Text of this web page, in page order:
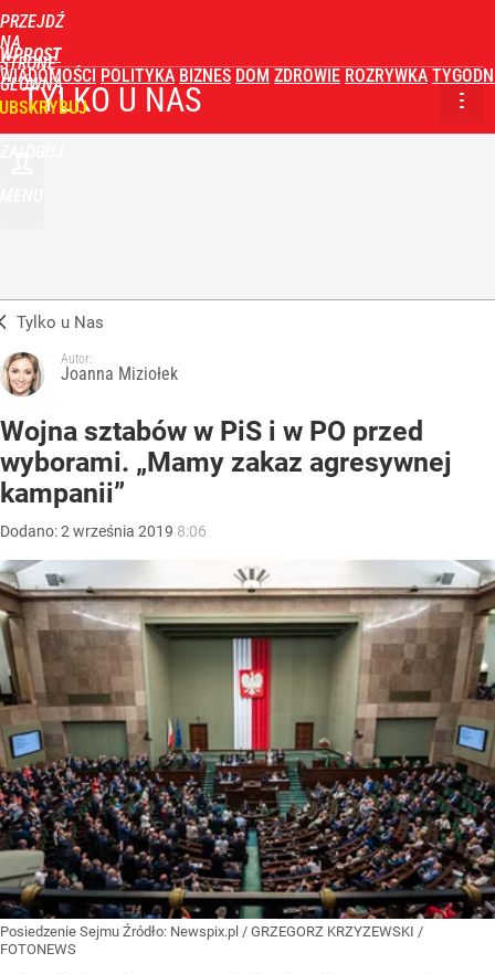
PRZEJDŹ
NA
STRONĘ
GŁÓWNĄ
WPROST
WIADOMOŚCI POLITYKA BIZNES DOM ZDROWIE ROZRYWKA
TYLKO U NAS
Tylko u Nas
Autor:
Joanna Miziołek
Wojna sztabów w PiS i w PO przed
wyborami. „Mamy zakaz agresywnej
kampanii”
Dodano:2 września 2019 8:06
Posiedzenie Sejmu Źródło: Newspix.pl / GRZEGORZ KRZYZEWSKI /
FOTONEWS